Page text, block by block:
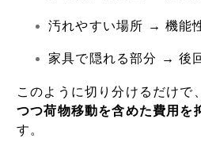
汚れやすい場所 → 機能
家具で隠れる部分 → 後
このように切り分けるだけで、
つつ荷物移動を含めた費用を
す。